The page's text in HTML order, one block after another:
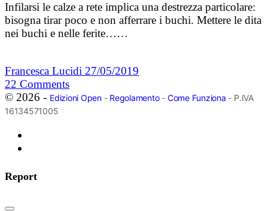
Infilarsi le calze a rete implica una destrezza particolare:
bisogna tirar poco e non afferrare i buchi. Mettere le dita
nei buchi e nelle ferite……
Francesca Lucidi 27/05/2019
22 Comments
© 2026 - Edizioni Open- Regolamento- Come Funziona - P.IVA
16134571005
Report